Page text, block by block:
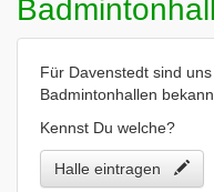
Für Davenstedt sind
Badmintonhallen
Kennst Du welche?
Halle eintragen